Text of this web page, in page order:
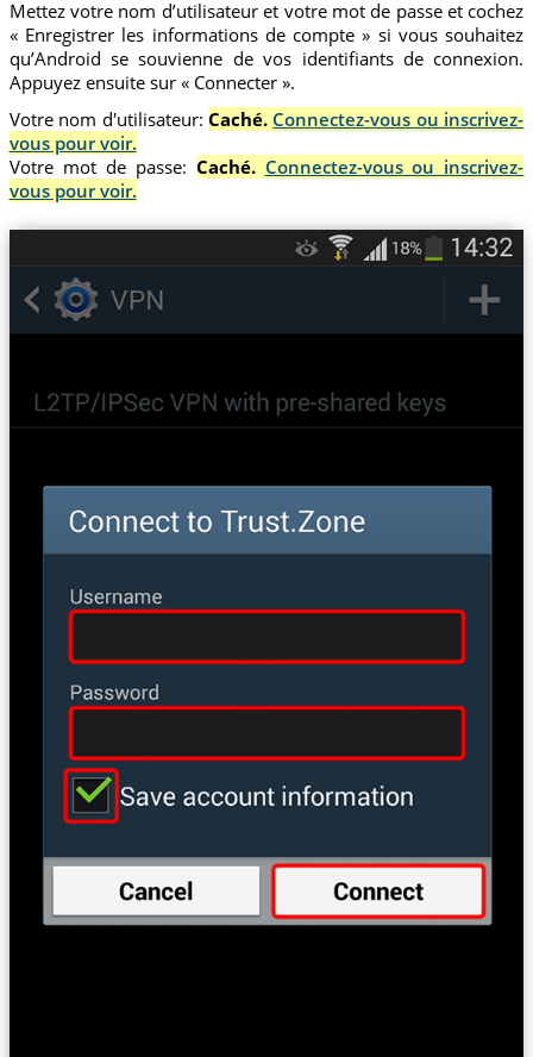
Mettez votre nom d’utilisateur et votre mot de passe et cochez
« Enregistrer les informations de compte » si vous souhaitez
qu’Android se souvienne de vos identifiants de connexion.
Appuyez ensuite sur « Connecter ».
Votre nom d'utilisateur: Caché. Connectez-vous ou inscrivez-
vous pour voir.
Votre mot de passe: Caché. Connectez-vous ou inscrivez-
vous pour voir.